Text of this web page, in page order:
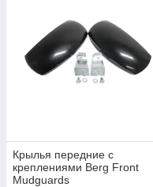
Крылья передние с
креплениями Berg Front
Mudguards